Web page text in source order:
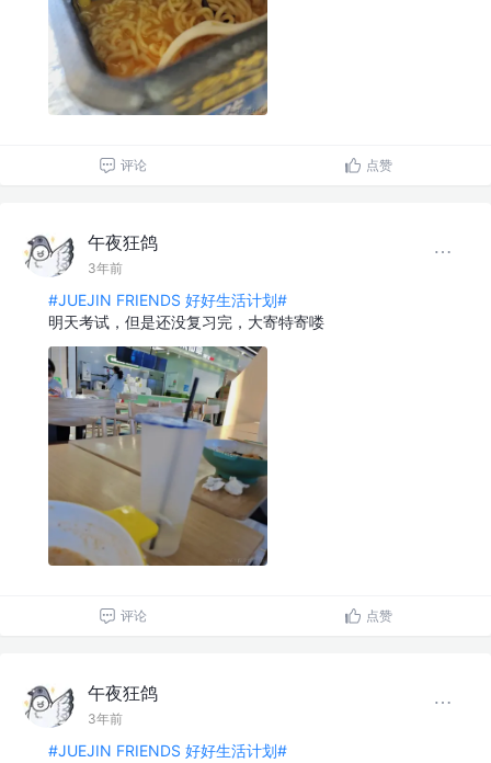
评论 点赞
午夜狂鸽
3年前
#JUEJIN FRIENDS 好好生活计划#
明天考试，但是还没复习完，大寄特寄喽
评论 点赞
午夜狂鸽
3年前
#JUEJIN FRIENDS 好好生活计划#